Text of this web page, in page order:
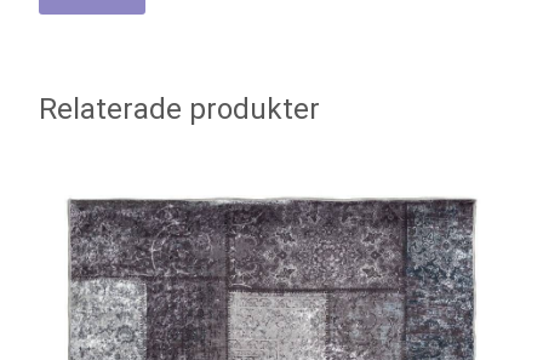
Relaterade produkter